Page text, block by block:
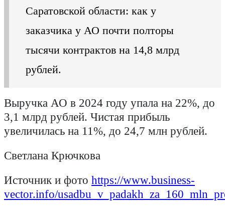
Саратовской области: как у
заказчика у АО почти полторы
тысячи контрактов на 14,8 млрд
рублей.
Выручка АО в 2024 году упала на 22%, до
3,1 млрд рублей. Чистая прибыль
увеличилась на 11%, до 24,7 млн рублей.
Светлана Крючкова
Источник и фото https://www.business-
vector.info/